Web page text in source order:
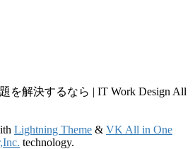
を解決するなら | IT Work Design All
Lightning Theme & VK All in One
technology.